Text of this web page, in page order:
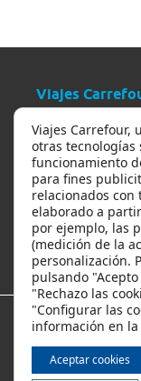
Viajes
Ayuda
Ofertas y
Los viajes
Viajes Carrefour,
otras
funcionamiento
para fines
relacionados
elaborado a
por ejemplo, las
(medición de la
personalización.
pulsando
"Rechazo las
"Configurar las
información en la
Aceptar cookies